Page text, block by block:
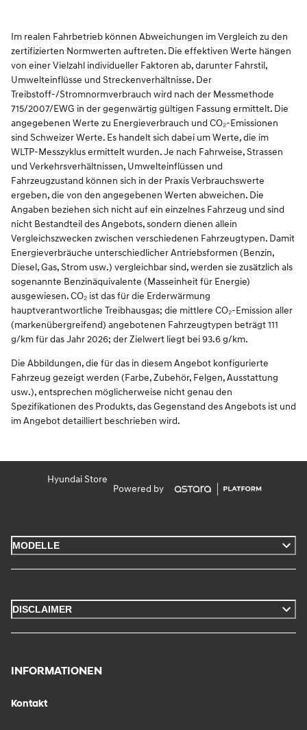
Im realen Fahrbetrieb können Abweichungen im Vergleich zu den
zertifizierten Normwerten auftreten. Die effektiven Werte hängen
von einer Vielzahl individueller Faktoren ab, darunter Fahrstil,
Umwelteinflüsse und Streckenverhältnisse. Der
Treibstoff-/Stromnormverbrauch wird nach der Messmethode
715/2007/EWG in der gegenwärtig gültigen Fassung ermittelt. Die
angegebenen Werte zu Energieverbrauch und CO₂-Emissionen
sind Schweizer Werte. Es handelt sich dabei um Werte, die im
WLTP-Messzyklus ermittelt wurden. Je nach Fahrweise, Strassen
und Verkehrsverhältnissen, Umwelteinflüssen und
Fahrzeugzustand können sich in der Praxis Verbrauchswerte
ergeben, die von den angegebenen Werten abweichen. Die
Angaben beziehen sich nicht auf ein einzelnes Fahrzeug und sind
nicht Bestandteil des Angebots, sondern dienen allein
Vergleichszwecken zwischen verschiedenen Fahrzeugtypen. Damit
Energieverbräuche unterschiedlicher Antriebsformen (Benzin,
Diesel, Gas, Strom usw.) vergleichbar sind, werden sie zusätzlich als
sogenannte Benzinäquivalente (Masseinheit für Energie)
ausgewiesen. CO₂ ist das für die Erderwärmung
hauptverantwortliche Treibhausgas; die mittlere CO₂-Emission aller
(markenübergreifend) angebotenen Fahrzeugtypen beträgt 111
g/km für das Jahr 2026; der Zielwert liegt bei 93.6 g/km.
Die Abbildungen, die für das in diesem Angebot konfigurierte
Fahrzeug gezeigt werden (Farbe, Zubehör, Felgen, Ausstattung
usw.), entsprechen möglicherweise nicht genau den
Spezifikationen des Produkts, das Gegenstand des Angebots ist und
im Angebot detailliert beschrieben wird.
Hyundai Store
Powered by
MODELLE
DISCLAIMER
INFORMATIONEN
Kontakt